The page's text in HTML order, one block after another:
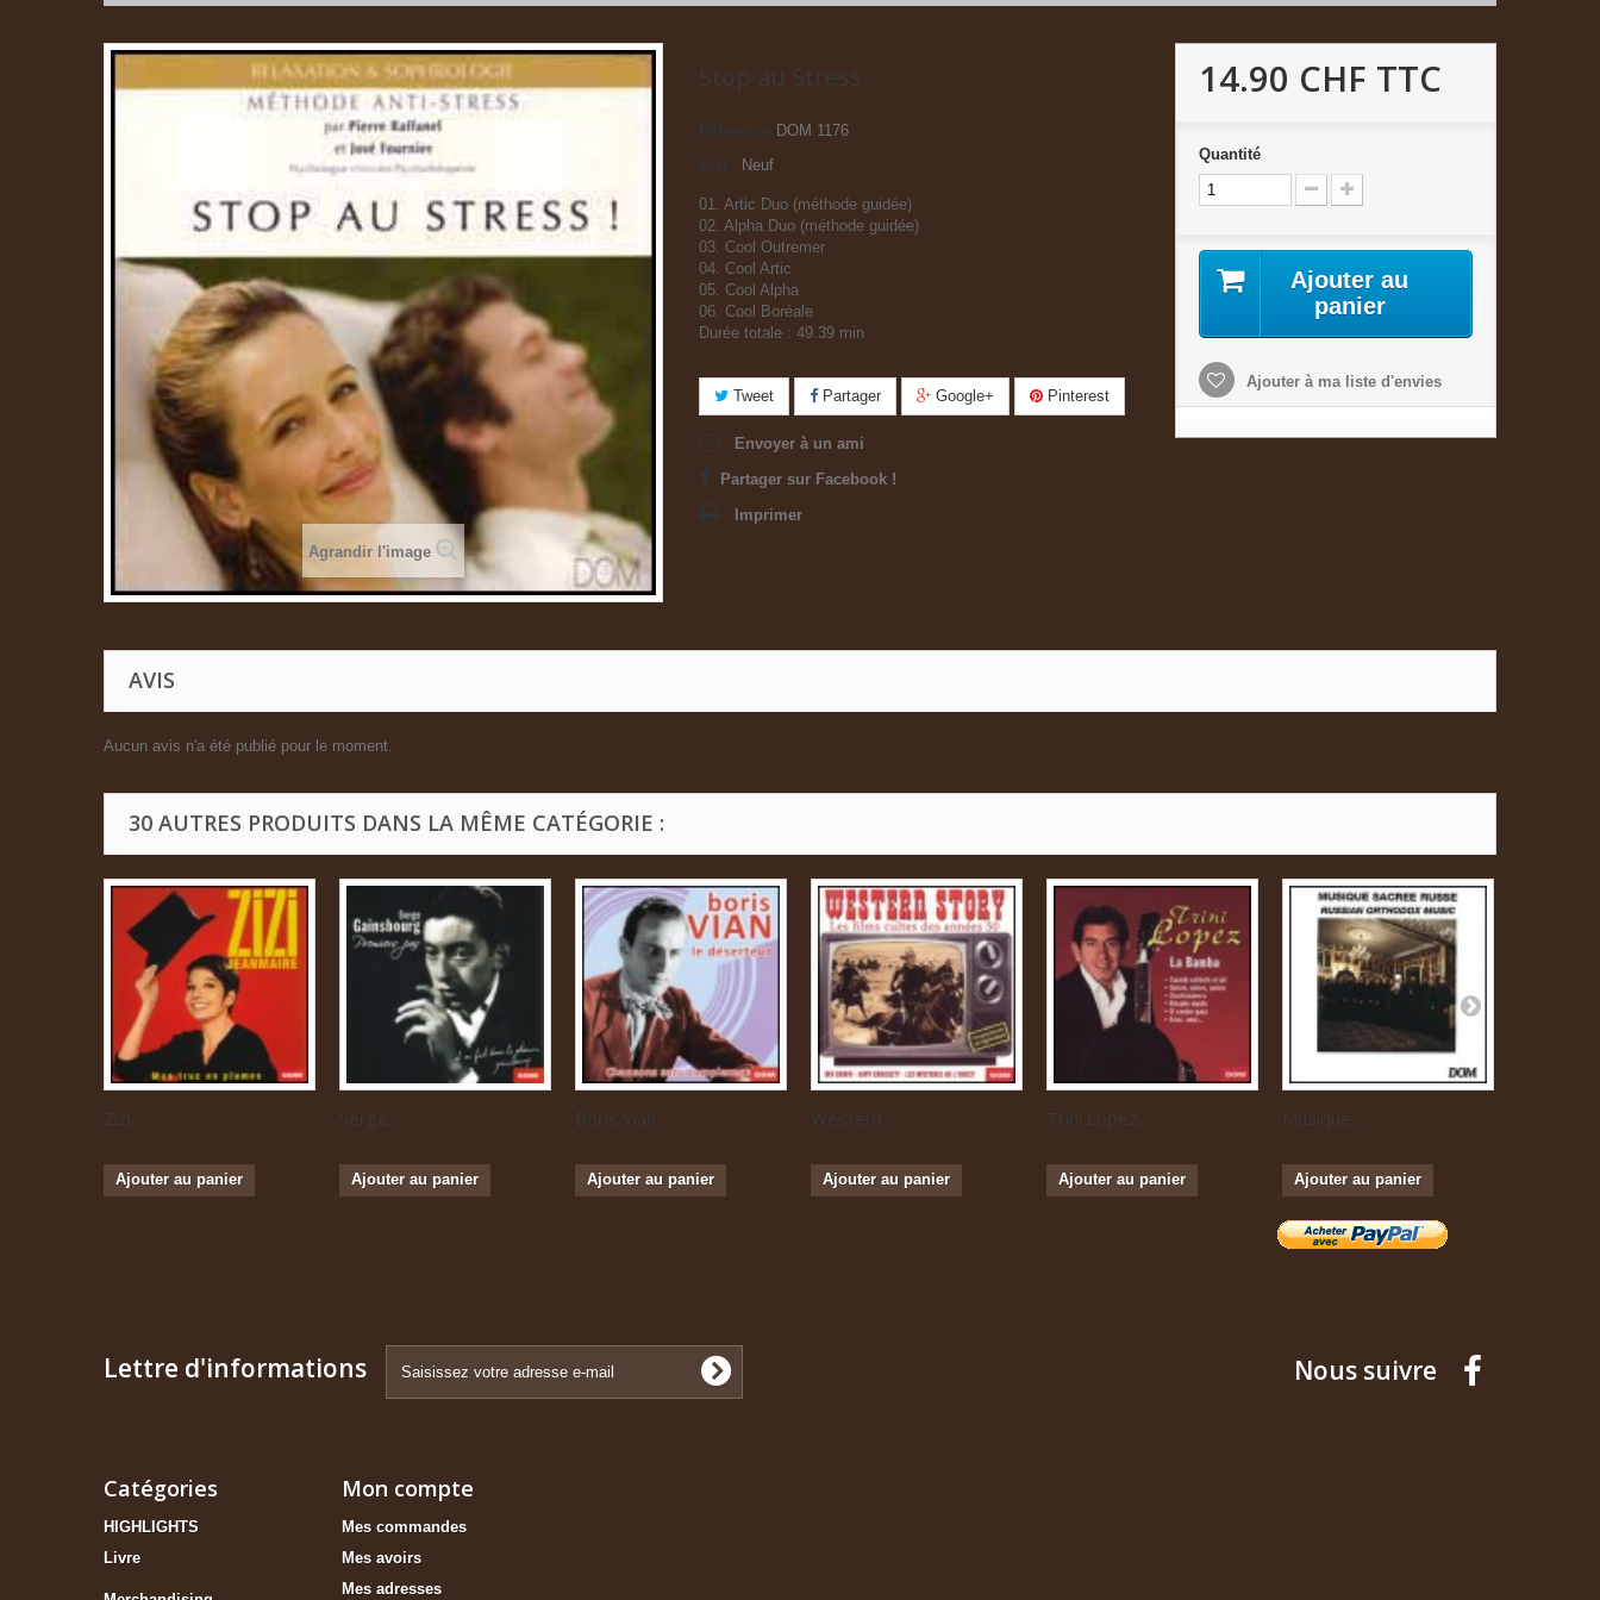
Agrandir l'image
Stop au Stress
Référence
DOM 1176
Neuf
01. Artic Duo (méthode guidée)
02. Alpha Duo (méthode guidée)
03. Cool Outremer
04. Cool Artic
05. Cool Alpha
06. Cool Boréale
Durée totale : 49.39 min
Tweet Partager Google+ Pinterest
Envoyer à un ami
Partager sur Facebook !
Imprimer
14.90 CHF TTC
Quantité
Ajouter au
panier
Ajouter à ma liste d'envies
AVIS
Aucun avis n'a été publié pour le moment.
30 AUTRES PRODUITS DANS LA MÊME CATÉGORIE :
Zizi...
Ajouter au panier
Serge...
Ajouter au panier
Boris Vian...
Ajouter au panier
Western...
Ajouter au panier
Trini Lopez...
Ajouter au panier
Musique...
Ajouter au panier
Lettre d'informations Nous suivre
Catégories
HIGHLIGHTS
Livre
Mon compte
Mes commandes
Mes avoirs
Mes adresses